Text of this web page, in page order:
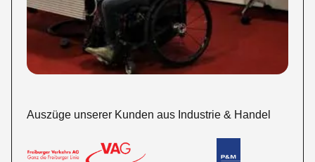
Auszüge unserer Kunden aus Industrie & Handel